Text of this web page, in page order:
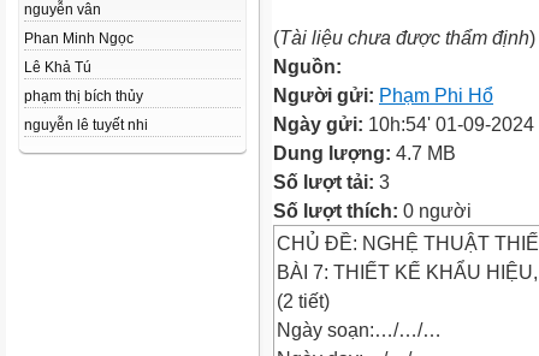
nguyễn vân
Phan Minh Ngọc
Lê Khả Tú
phạm thị bích thủy
nguyễn lê tuyết nhi
(Tài liệu chưa được thẩm định)
Nguồn:
Người gửi: Phạm Phi Hổ
Ngày gửi: 10h:54' 01-09-2024
Dung lượng: 4.7 MB
Số lượt tải: 3
Số lượt thích: 0 người
CHỦ ĐỀ: NGHỆ THUẬT
BÀI 7: THIẾT KẾ KHẨU
(2 tiết)
Ngày soạn:…/…/…